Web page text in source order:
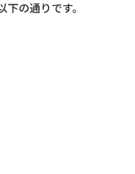
の通りです。